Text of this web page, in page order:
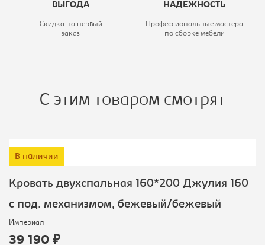
ВЫГОДА
Скидка на первый
заказ
НАДЕЖНОСТЬ
Профессиональные мастера
по сборке мебели
С этим товаром смотрят
В наличии
Кровать двухспальная 160*200 Джулия 160
с под. механизмом, бежевый/бежевый
Империал
39 190 ₽